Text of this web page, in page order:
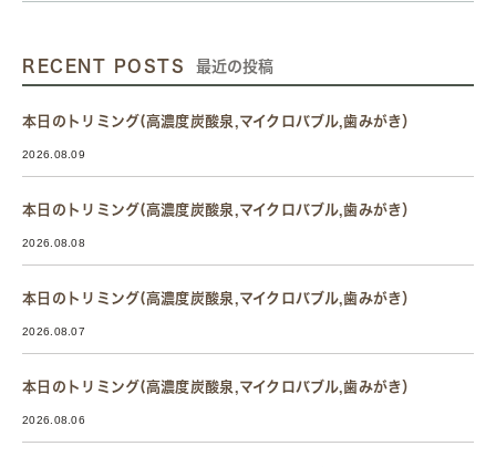
RECENT POSTS 最近の投稿
本日のトリミング(高濃度炭酸泉,マイクロバブル,歯みがき）
2026.08.09
本日のトリミング(高濃度炭酸泉,マイクロバブル,歯みがき）
2026.08.08
本日のトリミング(高濃度炭酸泉,マイクロバブル,歯みがき）
2026.08.07
本日のトリミング(高濃度炭酸泉,マイクロバブル,歯みがき）
2026.08.06